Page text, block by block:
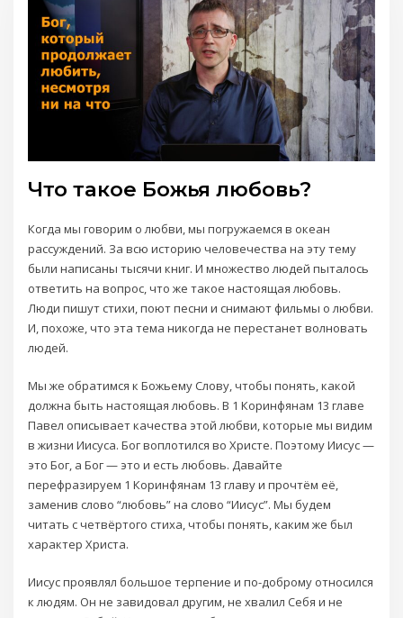
Что такое Божья любовь?
Когда мы говорим о любви, мы погружаемся в океан
рассуждений. За всю историю человечества на эту тему
были написаны тысячи книг. И множество людей пыталось
ответить на вопрос, что же такое настоящая любовь.
Люди пишут стихи, поют песни и снимают фильмы о любви.
И, похоже, что эта тема никогда не перестанет волновать
людей.
Мы же обратимся к Божьему Слову, чтобы понять, какой
должна быть настоящая любовь. В 1 Коринфянам 13 главе
Павел описывает качества этой любви, которые мы видим
в жизни Иисуса. Бог воплотился во Христе. Поэтому Иисус —
это Бог, а Бог — это и есть любовь. Давайте
перефразируем 1 Коринфянам 13 главу и прочтём её,
заменив слово “любовь” на слово “Иисус”. Мы будем
читать с четвёртого стиха, чтобы понять, каким же был
характер Христа.
Иисус проявлял большое терпение и по-доброму относился
к людям. Он не завидовал другим, не хвалил Себя и не